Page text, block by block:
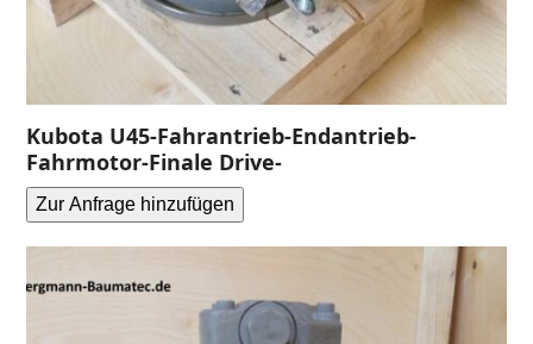
Kubota U45-Fahrantrieb-Endantrieb-
Fahrmotor-Finale Drive-
Zur Anfrage hinzufügen